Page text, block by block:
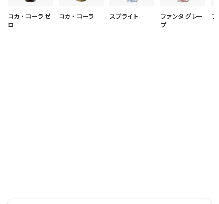
コカ・コーラ ゼ
ロ
コカ・コーラ スプライト
ファンタ グレー
プ
フ